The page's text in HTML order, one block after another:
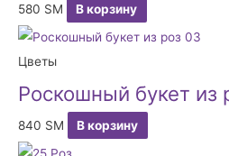
580 ЅМ В корзину
Цветы
Роскошный букет из
840 ЅМ В корзину